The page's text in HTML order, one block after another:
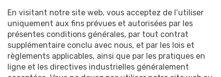
En visitant notre site web, vous acceptez de l’utiliser
uniquement aux fins prévues et autorisées par les
présentes conditions générales, par tout contrat
supplémentaire conclu avec nous, et par les lois et
règlements applicables, ainsi que par les pratiques en
ligne et les directives industrielles généralement